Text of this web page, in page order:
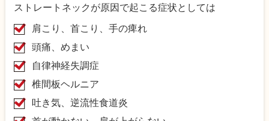
ストレートネックが原因で起こる症状としては
肩こり、首こり、手の痺れ
頭痛、めまい
自律神経失調症
椎間板ヘルニア
吐き気、逆流性食道炎